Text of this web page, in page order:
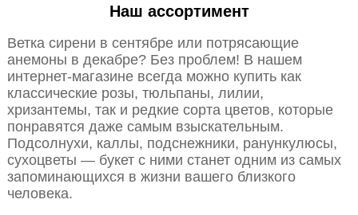
Наш ассортимент
Ветка сирени в сентябре или потрясающие
анемоны в декабре? Без проблем! В нашем
интернет-магазине всегда можно купить как
классические розы, тюльпаны, лилии,
хризантемы, так и редкие сорта цветов, которые
понравятся даже самым взыскательным.
Подсолнухи, каллы, подснежники, ранункулюсы,
сухоцветы — букет с ними станет одним из самых
запоминающихся в жизни вашего близкого
человека.